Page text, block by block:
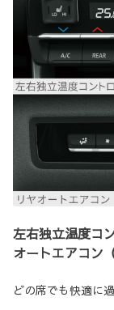
左右独立温度コ
オートエアコン
どの席でも快適に過